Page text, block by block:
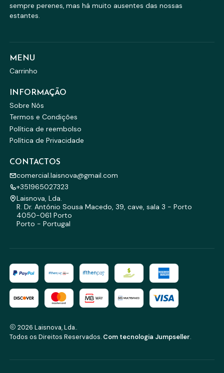
sempre perenes, mas há muito ausentes das nossas
estantes.
MENU
Carrinho
INFORMAÇÃO
Sobre Nós
Termos e Condições
Política de reembolso
Política de Privacidade
CONTACTOS
comercial.laisnova@gmail.com
+351965027323
Laisnova, Lda.
R. Dr. António Sousa Macedo, 39, cave, sala 3 - Porto
4050-061 Porto
Porto - Portugal
2026 Laisnova, Lda..
Todos os Direitos Reservados. Com tecnologia Jumpseller.